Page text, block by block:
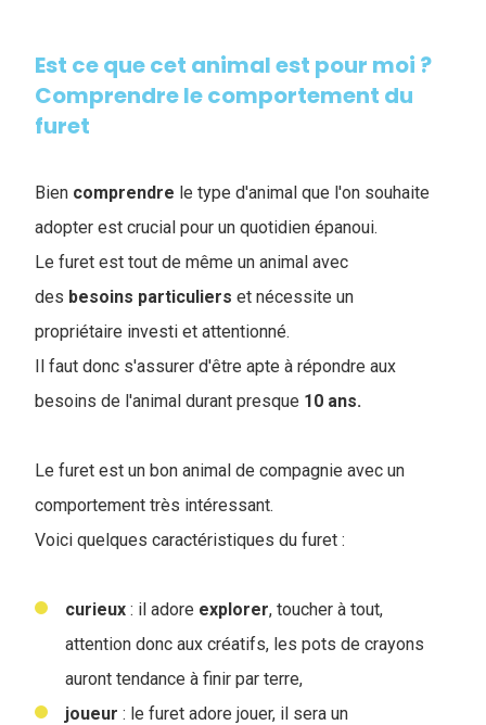
Est ce que cet animal est pour moi ?
Comprendre le comportement du
furet
Bien comprendre le type d'animal que l'on souhaite
adopter est crucial pour un quotidien épanoui.
Le furet est tout de même un animal avec
des besoins particuliers et nécessite un
propriétaire investi et attentionné.
Il faut donc s'assurer d'être apte à répondre aux
besoins de l'animal durant presque 10 ans.
Le furet est un bon animal de compagnie avec un
comportement très intéressant.
Voici quelques caractéristiques du furet :
curieux : il adore explorer, toucher à tout,
attention donc aux créatifs, les pots de crayons
auront tendance à finir par terre,
joueur : le furet adore jouer, il sera un